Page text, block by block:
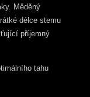
Měděný
délce stemu
příjemný
tahu